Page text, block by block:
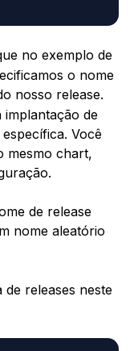
no exemplo de
o nome
nosso release.
implantação de
Você
mesmo chart,
de release
nome aleatório
de releases neste